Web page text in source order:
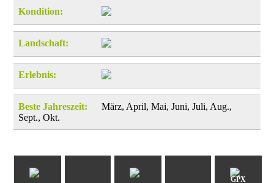
Kondition:
Landschaft:
Erlebnis:
Beste Jahreszeit:
März, April, Mai, Juni, Juli, Aug.,
Sept., Okt.
GPX